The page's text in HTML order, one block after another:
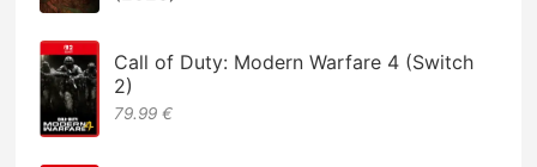
Call of Duty: Modern Warfare 4 (Switch
2)
79.99 €